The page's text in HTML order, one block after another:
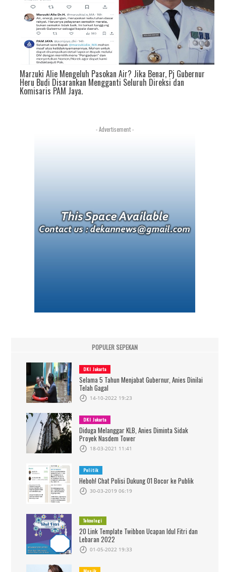
Marzuki Alie Mengeluh Pasokan Air? Jika Benar, Pj Gubernur
Heru Budi Disarankan Mengganti Seluruh Direksi dan
Komisaris PAM Jaya.
- Advertisement -
POPULER SEPEKAN
DKI Jakarta
Selama 5 Tahun Menjabat Gubernur, Anies Dinilai
Telah Gagal
14-10-2022 19:23
DKI Jakarta
Diduga Melanggar KLB, Anies Diminta Sidak
Proyek Nasdem Tower
18-03-2021 11:41
Politik
Heboh! Chat Polisi Dukung 01 Bocor ke Publik
30-03-2019 06:19
Teknologi
20 Link Template Twibbon Ucapan Idul Fitri dan
Lebaran 2022
01-05-2022 19:33